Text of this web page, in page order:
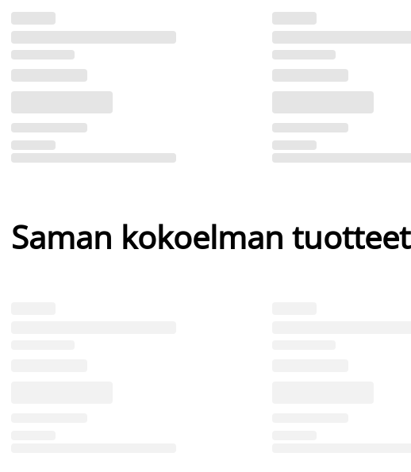
Saman kokoelman tuotteet